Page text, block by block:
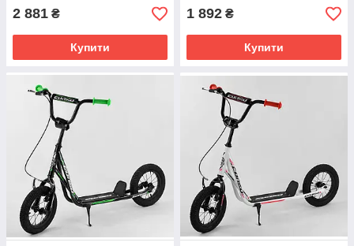
2 881 ₴
Купити
1 892 ₴
Купити